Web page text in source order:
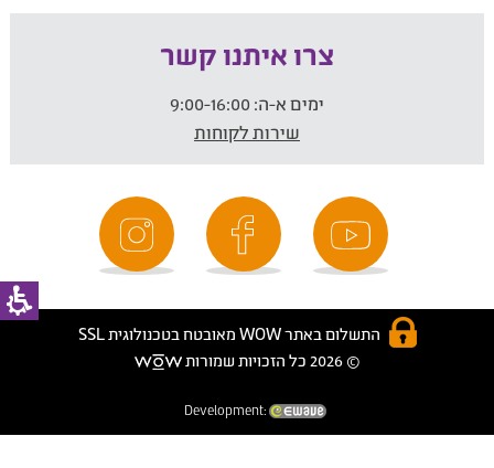
צרו איתנו קשר
ימים א-ה:
שירות לקוחות
התשלום באתר WOW מאובטח בטכנולוגית SSL
© 2026 כל הזכויות שמורות
Development: